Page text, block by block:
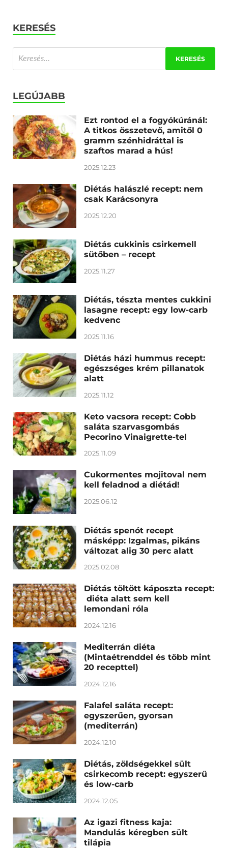
KERESÉS
LEGÚJABB
Ezt rontod el a fogyókúránál:
A titkos összetevő, amitől 0
gramm szénhidráttal is
szaftos marad a hús!
2025.12.23
Diétás halászlé recept: nem
csak Karácsonyra
2025.12.20
Diétás cukkinis csirkemell
sütőben – recept
2025.11.27
Diétás, tészta mentes cukkini
lasagne recept: egy low-carb
kedvenc
2025.11.16
Diétás házi hummus recept:
egészséges krém pillanatok
alatt
2025.11.12
Keto vacsora recept: Cobb
saláta szarvasgombás
Pecorino Vinaigrette-tel
2025.11.09
Cukormentes mojitoval nem
kell feladnod a diétád!
2025.06.12
Diétás spenót recept
másképp: Izgalmas, pikáns
változat alig 30 perc alatt
2025.02.08
Diétás töltött káposzta recept:
diéta alatt sem kell
lemondani róla
2024.12.16
Mediterrán diéta
(Mintaétrenddel és több mint
20 recepttel)
2024.12.16
Falafel saláta recept:
egyszerűen, gyorsan
(mediterrán)
2024.12.10
Diétás, zöldségekkel sült
csirkecomb recept: egyszerű
és low-carb
2024.12.05
Az igazi fitness kaja:
Mandulás kéregben sült
tilápia